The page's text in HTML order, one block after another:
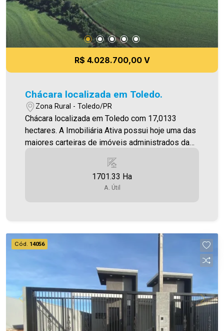
R$ 4.028.700,00 V
Chácara localizada em Toledo.
Zona Rural - Toledo/PR
Chácara localizada em Toledo com 17,0133
hectares. A Imobiliária Ativa possui hoje uma das
maiores carteiras de imóveis administrados da
Fotos meramente ilustrativas
1701.33 Ha
A. Útil
Cód. 14056